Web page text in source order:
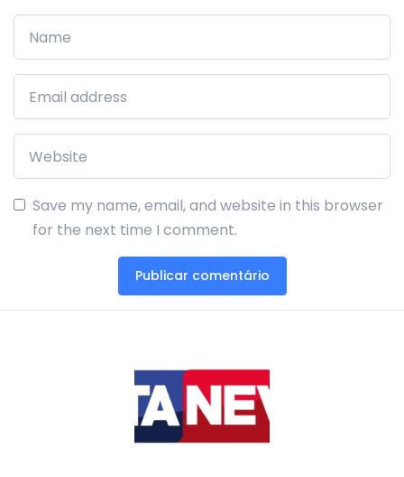
Save my name, email, and website in this browser
for the next time I comment.